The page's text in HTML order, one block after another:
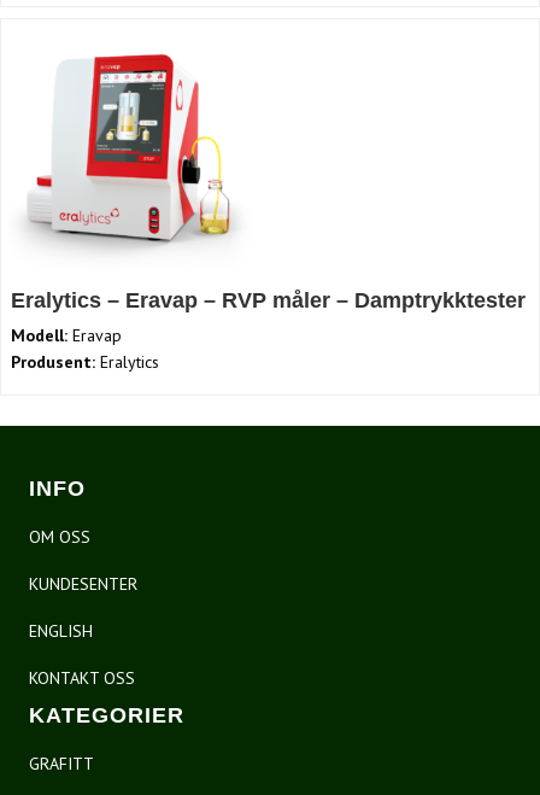
Eralytics – Eravap – RVP måler – Damptrykktester
Modell: Eravap
Produsent: Eralytics
INFO
OM OSS
KUNDESENTER
ENGLISH
KONTAKT OSS
KATEGORIER
GRAFITT